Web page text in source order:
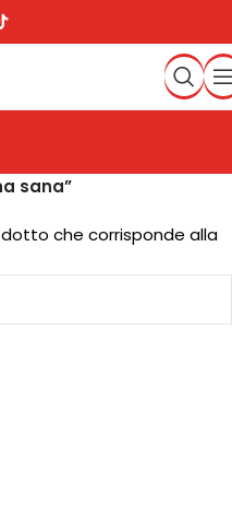
sana”
che corrisponde alla